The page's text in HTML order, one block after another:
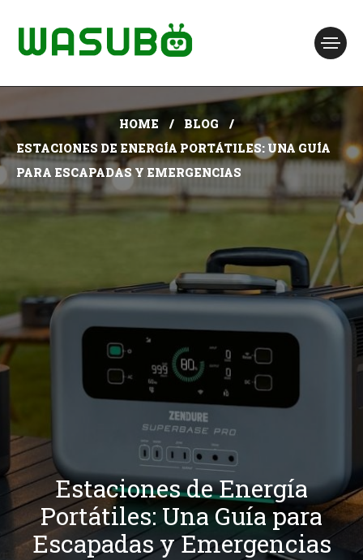
HOME
BLOG
ESTACIONES DE ENERGÍA PORTÁTILES: UNA GUÍA
PARA ESCAPADAS Y EMERGENCIAS
Estaciones de Energía
Portátiles: Una Guía para
Escapadas y Emergencias